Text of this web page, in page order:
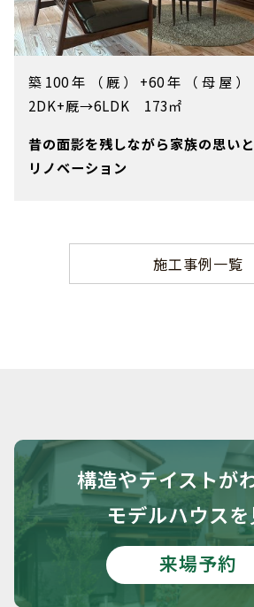
築100年（厩）+60年（母屋）
2DK+厩→6LDK 173㎡
昔の面影を残しながら家族の思い
リノベーション
施工事例一覧
構造やテイストが
モデルハウスを
来場予約